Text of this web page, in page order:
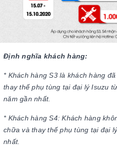
Định nghĩa khách hàng:
* Khách hàng S3 là khách hàng
thay thế phụ tùng tại đại lý Isuzu
năm gần nhất.
* Khách hàng S4: Khách hàng
chữa và thay thế phụ tùng tại đại
nhất.